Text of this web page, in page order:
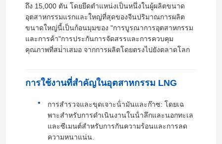
ถึง 15,000 ตัน โดยยึดตําแหน่งเป็นหนึ่งในผู้ผลิตขนาด
อุตสาหกรรมแรกและใหญ่ที่สุดของจีนปริมาณการผลิต
ขนาดใหญ่นี้เป็นก้อนมุมของ "การบูรณาการอุตสาหกรรม
และการค้า"การประกันการจัดสรรและการควบคุม
คุณภาพที่สม่ําเสมอ จากการผลิตโดยตรงไปยังตลาดโลก
การใช้งานที่สําคัญในอุตสาหกรรม LNG
การสํารวจและขุดเจาะน้ํามันและก๊าซ: โดยเฉ
พาะสําหรับการดําเนินงานในน้ําลึกและนอกทะเล
และซีเมนต์สําหรับการกันความร้อนและการลด
ความหนาแน่น.